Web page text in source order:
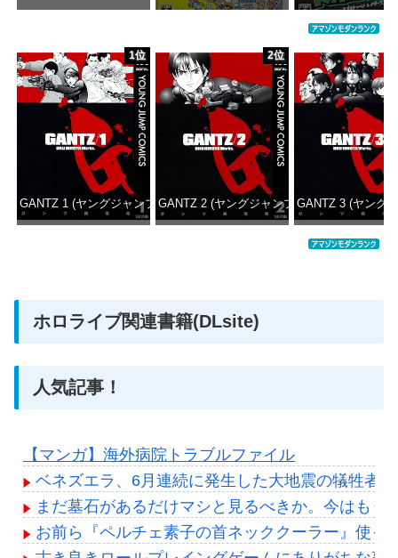
1位
GANTZ 1 (ヤングジャンプコミックスDIGITAL)
2位
GANTZ 2 (ヤングジャンプコミックス
GANTZ 3 (ヤング
ホロライブ関連書籍(DLsite)
人気記事！
【マンガ】海外病院トラブルファイル
ベネズエラ、6月連続に発生した大地震の犠牲者
まだ墓石があるだけマシと見るべきか。今はもう
お前ら『ペルチェ素子の首ネッククーラー』使っ